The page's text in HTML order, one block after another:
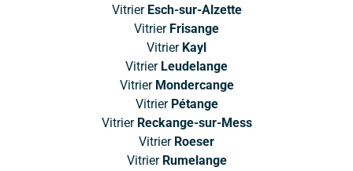
Vitrier Esch-sur-Alzette
Vitrier Frisange
Vitrier Kayl
Vitrier Leudelange
Vitrier Mondercange
Vitrier Pétange
Vitrier Reckange-sur-Mess
Vitrier Roeser
Vitrier Rumelange